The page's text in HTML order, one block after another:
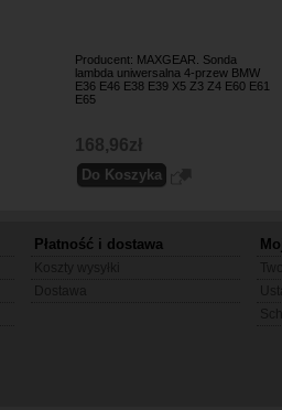
Producent: MAXGEAR. Sonda
lambda uniwersalna 4-przew BMW
E36 E46 E38 E39 X5 Z3 Z4 E60 E61
E65
168,96zł
Płatność i dostawa